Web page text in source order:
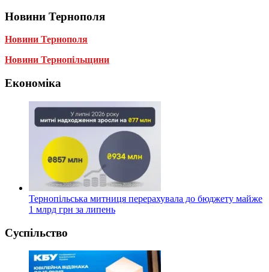
Новини Тернополя
Новини Тернополя
Новини Тернопільщини
Економіка
Тернопільська митниця перерахувала до бюджету майже
1 млрд грн за липень
Суспільство